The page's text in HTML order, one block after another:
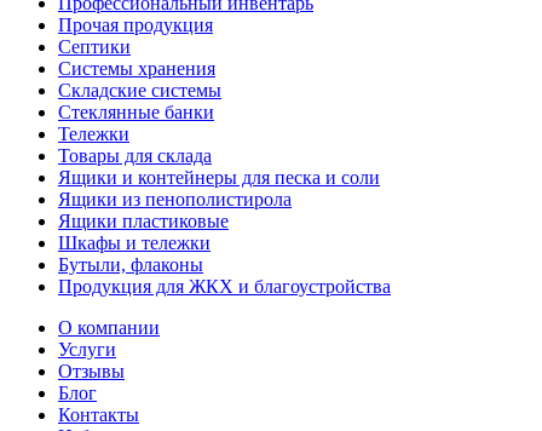
Прочая продукция
Септики
Системы хранения
Складские системы
Стеклянные банки
Тележки
Товары для склада
Ящики и контейнеры для песка и соли
Ящики из пенополистирола
Ящики пластиковые
Шкафы и тележки
Бутыли, флаконы
Продукция для ЖКХ и благоустройства
О компании
Услуги
Отзывы
Блог
Контакты